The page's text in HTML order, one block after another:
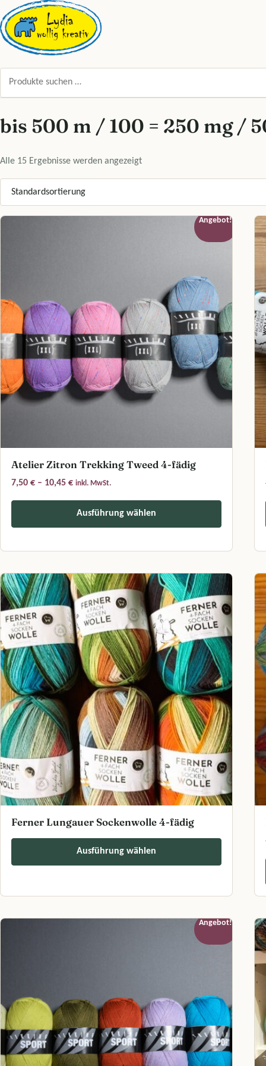
Zum Inhalt springen
bis 500 m / 100 = 250 mg /
Alle 15 Ergebnisse werden angezeigt
Angebot!
Atelier Zitron Trekking Tweed 4-fädig
7,50 € – 10,45 €Preisspanne: 7,50 € bis 10,45 €
inkl. MwSt.
Ausführung wählen
Ferner Lungauer Sockenwolle 4-fädig
Ausführung wählen
Dieses Produkt weist mehrere Varianten auf. Die Optionen können
Angebot!